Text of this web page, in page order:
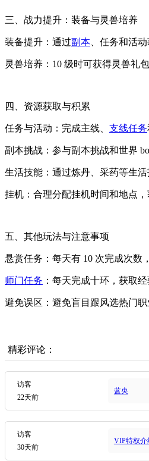
三、战力提升：装备与灵兽培养
装备提升：通过副本 、任务和活
灵兽培养：10 级时可获得灵兽礼
四、资源获取与积累
任务与活动：完成主线、 支线任务
副本挑战：参与副本挑战和世界
生活技能：通过炼丹、采药等生
挂机：合理分配挂机时间和地点，
五、其他玩法与注意事项
悬赏任务：每天有 10 次完成次数
师门任务 ：每天完成十环，获取
避免误区：避免盲目跟风选热门
精彩评论：
访客
22天前
蓝央
访客
30天前
VIP特权介